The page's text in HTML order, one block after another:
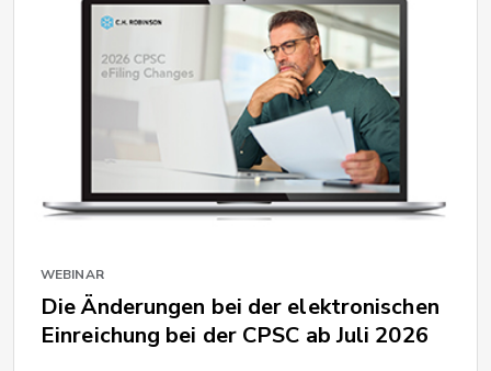
WEBINAR
Die Änderungen bei der elektronischen
Einreichung bei der CPSC ab Juli 2026